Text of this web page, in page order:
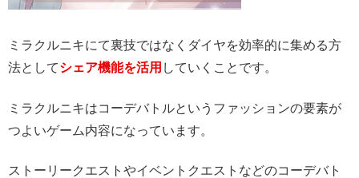
ミラクルニキにて裏技ではなくダイヤを効率的に集める方
法としてシェア機能を活用 していくことです。
ミラクルニキはコーデバトルというファッションの要素が
つよいゲーム内容になっています。
ストーリークエストやイベントクエストなどのコーデバト